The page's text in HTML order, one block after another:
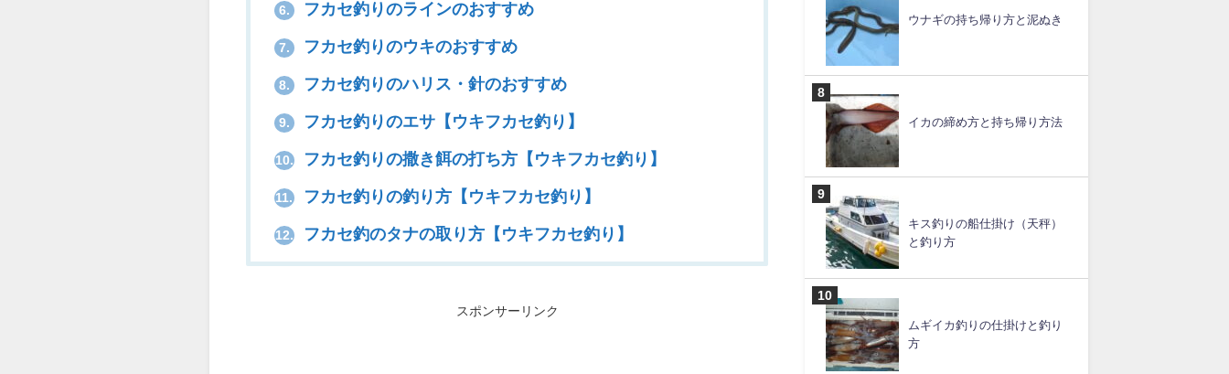
6. フカセ釣りのラインのおすすめ
7. フカセ釣りのウキのおすすめ
8. フカセ釣りのハリス・針のおすすめ
9. フカセ釣りのエサ【ウキフカセ釣り】
10. フカセ釣りの撒き餌の打ち方【ウキフカセ釣り】
11. フカセ釣りの釣り方【ウキフカセ釣り】
12. フカセ釣のタナの取り方【ウキフカセ釣り】
スポンサーリンク
ウナギの持ち帰り方と泥ぬき
イカの締め方と持ち帰り方法
キス釣りの船仕掛け（天秤）
と釣り方
ムギイカ釣りの仕掛けと釣り
方